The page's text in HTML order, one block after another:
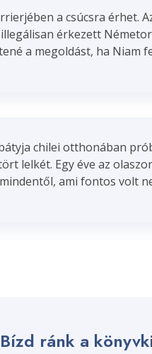
a csúcsra érhet.
érkezett
a megoldást, ha Niam
chilei otthonában
lelkét. Egy éve az
ami fontos volt
Bízd ránk a